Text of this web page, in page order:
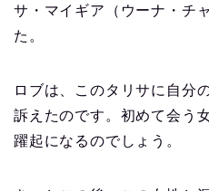
サ・マイギア（ウーナ・チ
た。
ロブは、このタリサに自分
訴えたのです。初めて会う
躍起になるのでしょう。